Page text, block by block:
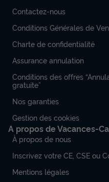
Contactez-nous
Conditions Générales de
Charte de confidentialité
Assurance annulation
Conditions des offres
gratuite”
Nos garanties
Gestion des cookies
A propos de Vacances-
À propos de nous
Inscrivez votre CE, CSE ou
Mentions légales